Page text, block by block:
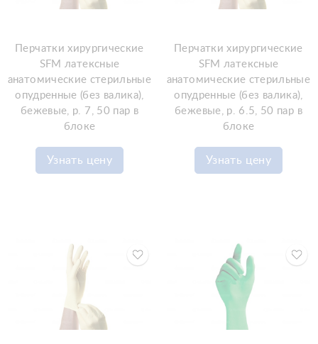
Перчатки хирургические
SFM латексные
анатомические стерильные
опудренные (без валика),
бежевые, р. 7, 50 пар в
блоке
Узнать цену
Перчатки хирургические
SFM латексные
анатомические стерильные
опудренные (без валика),
бежевые, р. 6.5, 50 пар в
блоке
Узнать цену